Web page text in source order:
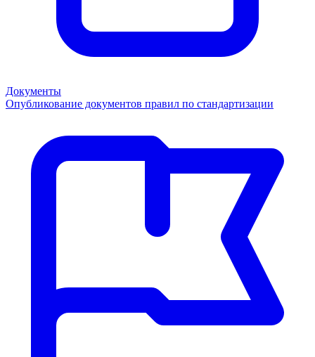
Документы
Опубликование документов правил по стандартизации